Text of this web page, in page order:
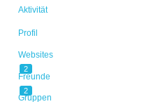
Aktivität
Profil
Websites
2
Freunde
2
Gruppen